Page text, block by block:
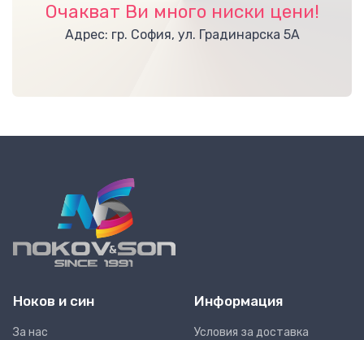
Очакват Ви много ниски цени!
Адрес: гр. София, ул. Градинарска 5А
Ноков и син
За нас
Информация
Условия за доставка